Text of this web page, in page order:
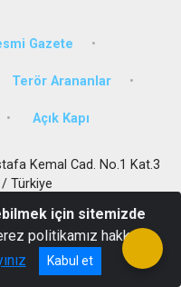
Gazete
Terör Arananlar
Açık Kapı
Kemal Cad. No.1 Kat.3
Türkiye
12
için sitemizde
politikamız hakkında
Kabul et